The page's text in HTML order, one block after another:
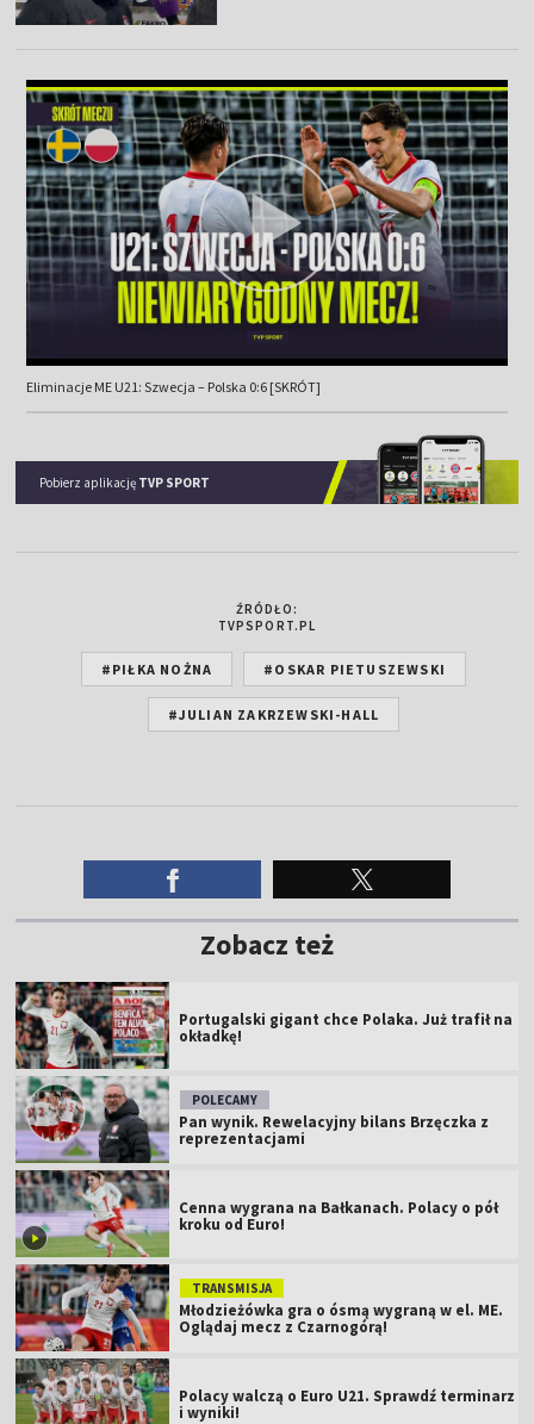
Eliminacje ME U21: Szwecja – Polska 0:6 [SKRÓT]
Pobierz aplikację TVP SPORT
ŹRÓDŁO:
TVPSPORT.PL
#PIŁKA NOŻNA #OSKAR PIETUSZEWSKI
#JULIAN ZAKRZEWSKI-HALL
Zobacz też
Portugalski gigant chce Polaka. Już trafił na
okładkę!
POLECAMY
Pan wynik. Rewelacyjny bilans Brzęczka z
reprezentacjami
Cenna wygrana na Bałkanach. Polacy o pół
kroku od Euro!
TRANSMISJA
Młodzieżówka gra o ósmą wygraną w el. ME.
Oglądaj mecz z Czarnogórą!
Polacy walczą o Euro U21. Sprawdź terminarz
i wyniki!